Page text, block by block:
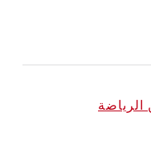
الرياضة